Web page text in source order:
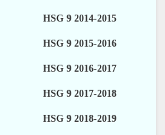
HSG 9 2014-2015
HSG 9 2015-2016
HSG 9 2016-2017
HSG 9 2017-2018
HSG 9 2018-2019